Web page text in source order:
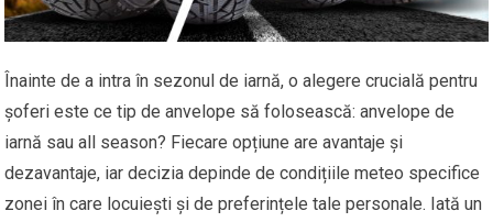
Înainte de a intra în sezonul de iarnă, o alegere crucială pentru
șoferi este ce tip de anvelope să folosească: anvelope de
iarnă sau all season? Fiecare opțiune are avantaje și
dezavantaje, iar decizia depinde de condițiile meteo specifice
zonei în care locuiești și de preferințele tale personale. Iată un